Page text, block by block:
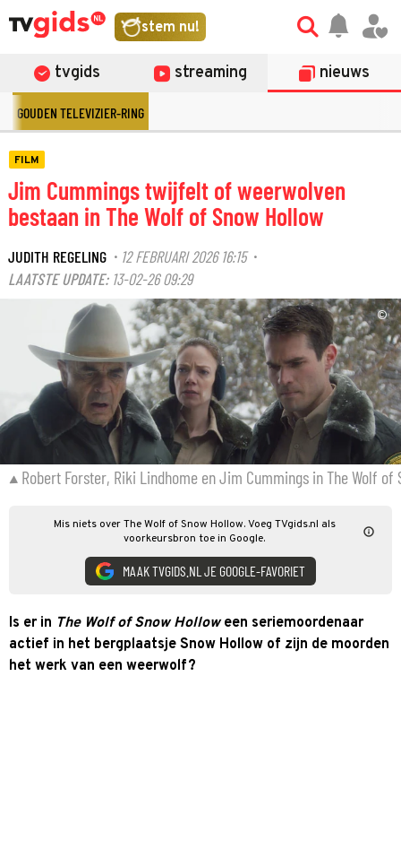
stem nu!
tvgids streaming nieuws
GOUDEN TELEVIZIER-RING
FILM
Jim Cummings twijfelt of weerwolven
bestaan in The Wolf of Snow Hollow
JUDITH REGELING · 12 FEBRUARI 2026 16:15·
LAATSTE UPDATE: 13-02-26 09:29
©
Robert Forster, Riki Lindhome en Jim Cummings in The Wolf of
Mis niets over The Wolf of Snow Hollow. Voeg TVgids.nl als
voorkeursbron toe in Google.
MAAK TVGIDS.NL JE GOOGLE-FAVORIET
Is er in The Wolf of Snow Holloween seriemoordenaar
actief in het bergplaatsje Snow Hollow of zijn de moorden
het werk van een weerwolf?